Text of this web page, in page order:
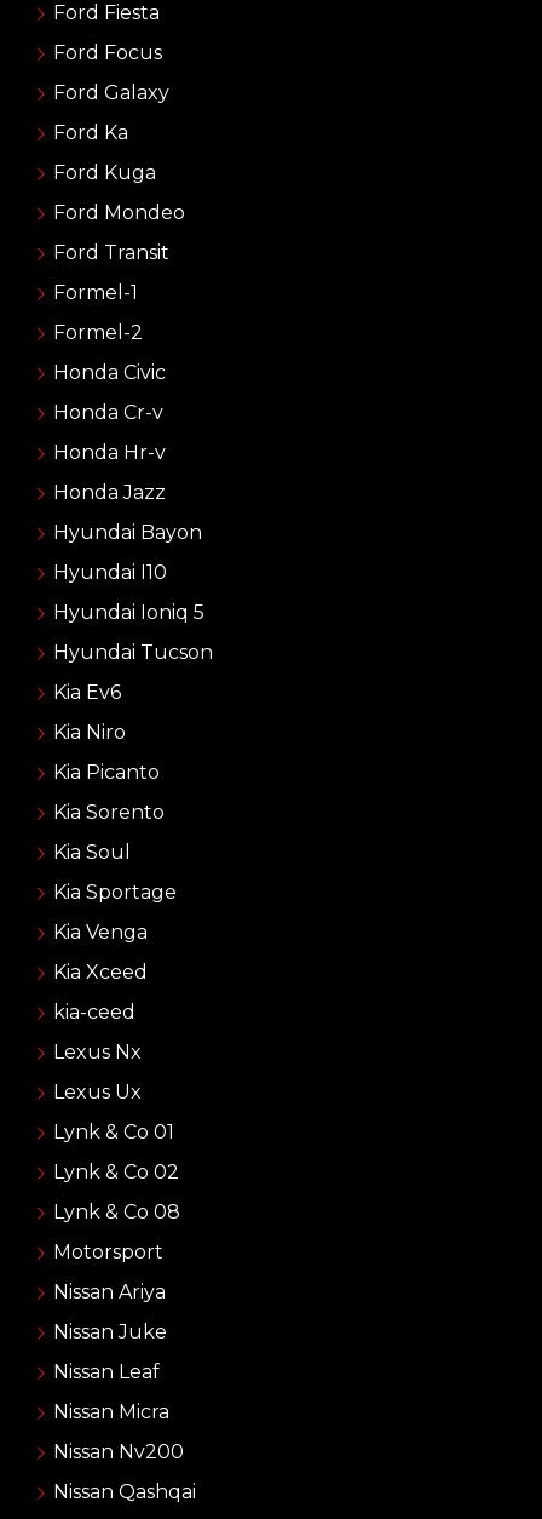
Ford Fiesta
Ford Focus
Ford Galaxy
Ford Ka
Ford Kuga
Ford Mondeo
Ford Transit
Formel-1
Formel-2
Honda Civic
Honda Cr-v
Honda Hr-v
Honda Jazz
Hyundai Bayon
Hyundai I10
Hyundai Ioniq 5
Hyundai Tucson
Kia Ev6
Kia Niro
Kia Picanto
Kia Sorento
Kia Soul
Kia Sportage
Kia Venga
Kia Xceed
kia-ceed
Lexus Nx
Lexus Ux
Lynk & Co 01
Lynk & Co 02
Lynk & Co 08
Motorsport
Nissan Ariya
Nissan Juke
Nissan Leaf
Nissan Micra
Nissan Nv200
Nissan Qashqai